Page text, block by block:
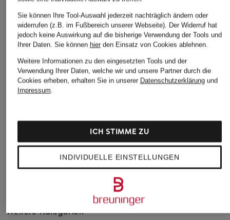
NEO NOIR
Leggings ULIANNA
CHF 50
MANDALA
Yoga-Hose CLASSIC
ROLLDOWN
GOLDBERGH
Tights LUNGE
CHF 95
Weitere Kategorien
Sie können Ihre Tool-Auswahl jederzeit nachträglich ändern oder
widerrufen (z.B. im Fußbereich unserer Webseite). Der Widerruf hat
jedoch keine Auswirkung auf die bisherige Verwendung der Tools und
Ihrer Daten. Sie können hierden Einsatz von Cookies ablehnen.
Weitere Informationen zu den eingesetzten Tools und der
Verwendung Ihrer Daten, welche wir und unsere Partner durch die
Cookies erheben, erhalten Sie in unserer Datenschutzerklärungund
Impressum.
INDIVIDUELLE EINSTELLUNGEN
ICH STIMME ZU